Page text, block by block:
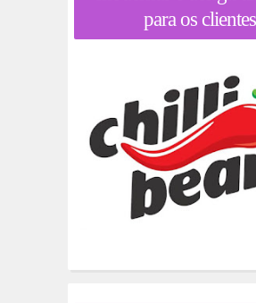
para os clientes